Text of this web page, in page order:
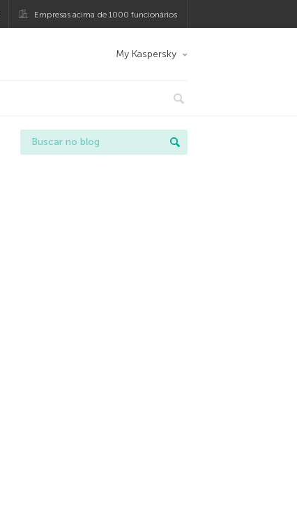
Empresas acima de 1000 funcionários
My Kaspersky